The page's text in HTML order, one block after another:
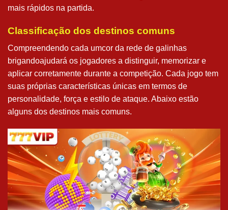
mais rápidos na partida.
Classificação dos destinos comuns
Compreendendo cada umcor da rede de galinhas
brigandoajudará os jogadores a distinguir, memorizar e
aplicar corretamente durante a competição. Cada jogo tem
suas próprias características únicas em termos de
personalidade, força e estilo de ataque. Abaixo estão
alguns dos destinos mais comuns.